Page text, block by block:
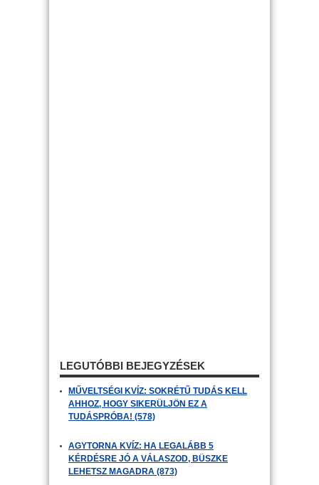
LEGUTÓBBI BEJEGYZÉSEK
MŰVELTSÉGI KVÍZ: SOKRÉTŰ TUDÁS KELL
AHHOZ, HOGY SIKERÜLJÖN EZ A
TUDÁSPRÓBA! (578)
AGYTORNA KVÍZ: HA LEGALÁBB 5
KÉRDÉSRE JÓ A VÁLASZOD, BÜSZKE
LEHETSZ MAGADRA (873)